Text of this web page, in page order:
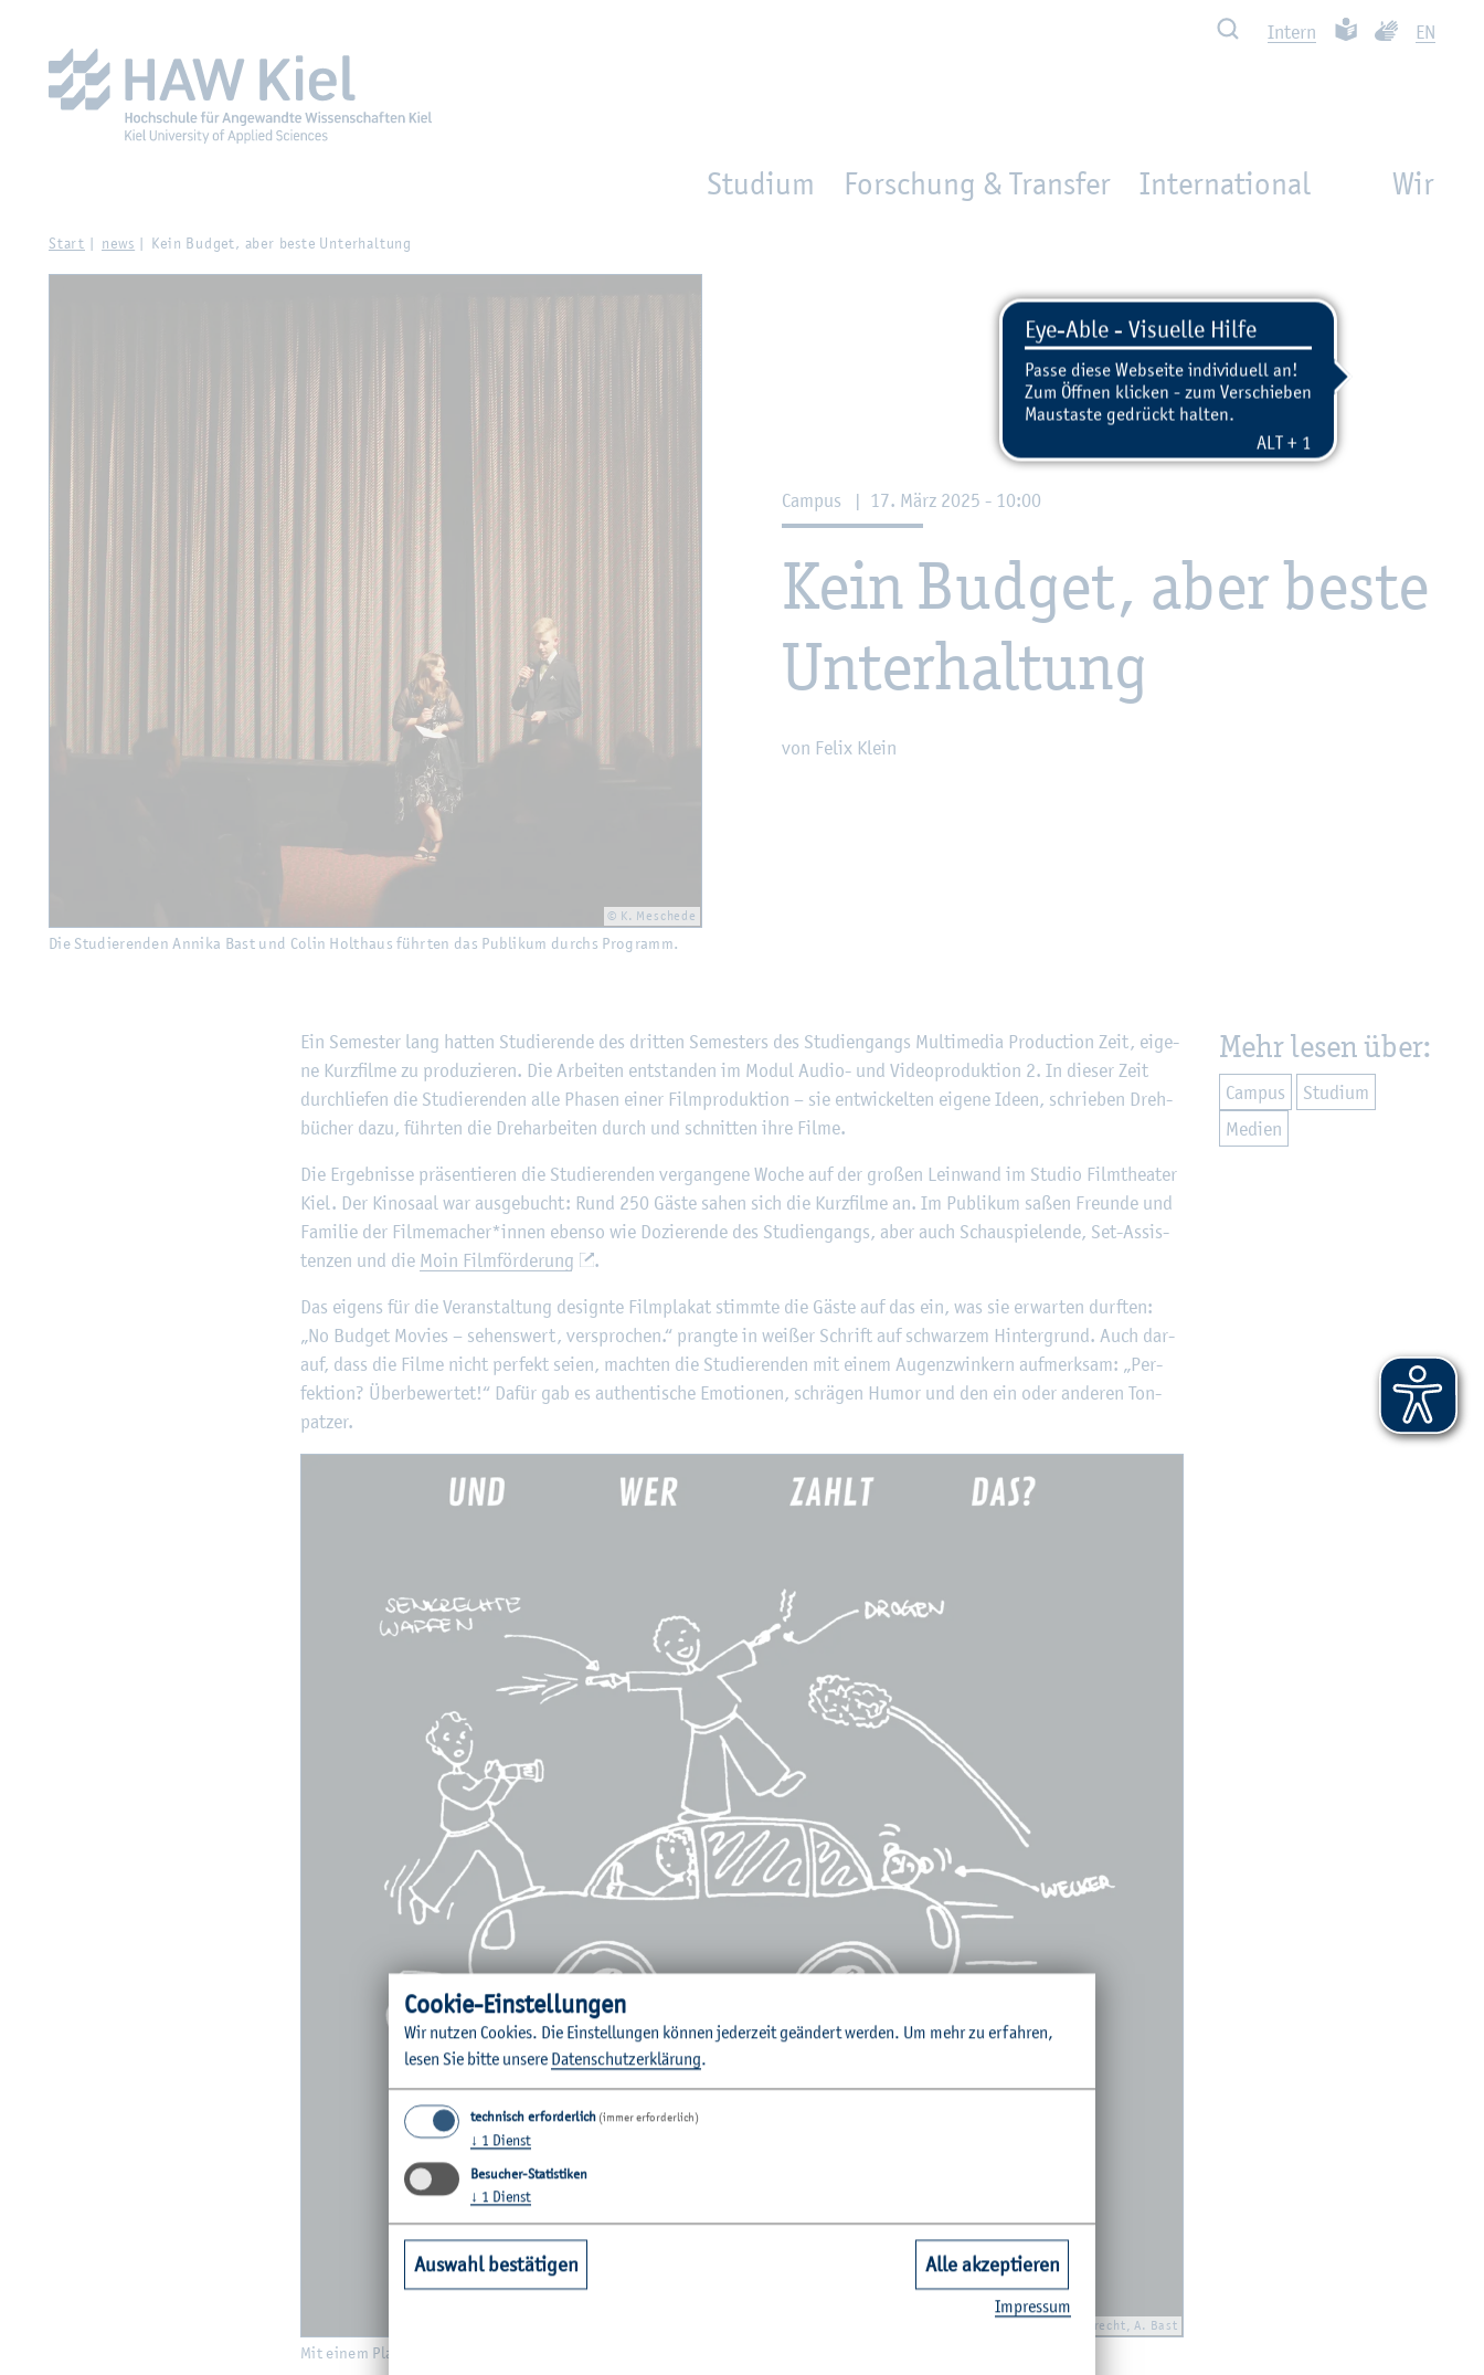
Such­ben In­tern Leich­te Spra­che
EN
Studium Forschung & Transfer International Wir
Start news Kein Bud­get, aber beste Un­ter­hal­tung
© K. Me­sche­de
Die Stu­die­ren­den An­ni­ka Bast und Colin Holt­haus führ­ten das Pu­bli­kum durchs Pro­gramm.
Cam­pus | 17. März 2025 - 10:00
Kein Bud­get, aber beste
Un­ter­hal­tung
von Felix Klein
Ein Se­mes­ter lang hat­ten Stu­die­ren­de des drit­ten Se­mes­ters des Stu­di­en­gangs Mul­ti­me­dia Pro­duc­tion Zeit, ei­ge­
ne Kurz­fil­me zu pro­du­zie­ren. Die Ar­bei­ten ent­stan­den im Modul Audio- und Vi­deo­pro­duk­ti­on 2. In die­ser Zeit
durch­lie­fen die Stu­die­ren­den alle Pha­sen einer Film­pro­duk­ti­on – sie ent­wi­ckel­ten ei­ge­ne Ideen, schrie­ben Dreh­
bü­cher dazu, führ­ten die Dreh­ar­bei­ten durch und schnit­ten ihre Filme.
Die Er­geb­nis­se prä­sen­tie­ren die Stu­die­ren­den ver­gan­ge­ne Woche auf der gro­ßen Lein­wand im Stu­dio Film­thea­ter
Kiel. Der Ki­no­saal war aus­ge­bucht: Rund 250 Gäste sahen sich die Kurz­fil­me an. Im Pu­bli­kum saßen Freun­de und
Fa­mi­lie der Fil­me­ma­cher*innen eben­so wie Do­zie­ren­de des Stu­di­en­gangs, aber auch Schau­spie­len­de, Set-As­sis­
ten­zen und die Moin Film­för­de­rung .
Das ei­gens für die Ver­an­stal­tung de­sign­te Film­pla­kat stimm­te die Gäste auf das ein, was sie er­war­ten durf­ten:
„No Bud­get Mo­vies – se­hens­wert, ver­spro­chen.“ prang­te in wei­ßer Schrift auf schwar­zem Hin­ter­grund. Auch dar­
auf, dass die Filme nicht per­fekt seien, mach­ten die Stu­die­ren­den mit einem Au­gen­zwin­kern auf­merk­sam: „Per­
fek­ti­on? Über­be­wer­tet!“ Dafür gab es au­then­ti­sche Emo­tio­nen, schrä­gen Humor und den ein oder an­de­ren Ton­
pat­zer.
©V. Al­brecht, A. Bast
Mit einem Pla­kat mach­ten die Stu­die­ren­den auf die Ver­an­stal­tung auf­merk­sam.
©Fach­hoch­schu­le Kiel Mehr lesen über:
Cam­pus
Stu­di­um
Me­di­en
Coo­kie-Ein­stel­lun­gen
Wir nut­zen Coo­kies. Die Ein­stel­lun­gen kön­nen je­der­zeit ge­än­dert wer­den. Um mehr zu er­fah­ren,
lesen Sie bitte un­se­re Da­ten­schut­z­er­klä­rung.
technisch erforderlich (immer erforderlich)
↓ 1 Dienst
Besucher-Statistiken
↓ 1 Dienst
Auswahl bestätigen Alle akzeptieren
Im­pres­sum